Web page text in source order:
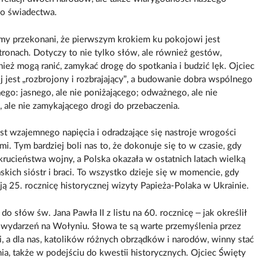
świadectwa.
przekonani, że pierwszym krokiem ku pokojowi jest
Dotyczy to nie tylko słów, ale również gestów,
mogą ranić, zamykać drogę do spotkania i budzić lęk. Ojciec
„rozbrojony i rozbrajający”, a budowanie dobra wspólnego
jasnego, ale nie poniżającego; odważnego, ale nie
nie zamykającego drogi do przebaczenia.
wzajemnego napięcia i odradzające się nastroje wrogości
Tym bardziej boli nas to, że dokonuje się to w czasie, gdy
wojny, a Polska okazała w ostatnich latach wielką
sióstr i braci. To wszystko dzieje się w momencie, gdy
25. rocznicę historycznej wizyty Papieża-Polaka w Ukrainie.
słów św. Jana Pawła II z listu na 60. rocznicę – jak określił
na Wołyniu. Słowa te są warte przemyślenia przez
a dla nas, katolików różnych obrządków i narodów, winny stać
także w podejściu do kwestii historycznych. Ojciec Święty